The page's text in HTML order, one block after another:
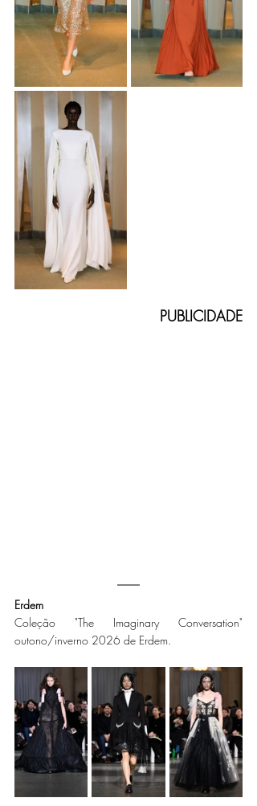
PUBLICIDADE
Erdem
Coleção "The Imaginary Conversation"
outono/inverno 2026 de Erdem.